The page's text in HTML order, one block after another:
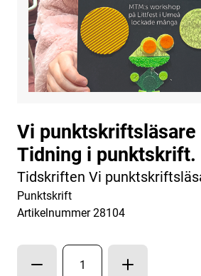
Vi punktskriftsläsare
Tidning i punktskrift.
Tidskriften Vi
Punktskrift
Artikelnummer 28104